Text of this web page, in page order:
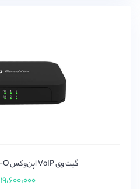
گیت وی VoIP اپن‌وکس OpenVox iAG400-O
۱۹،۶۰۰،۰۰۰